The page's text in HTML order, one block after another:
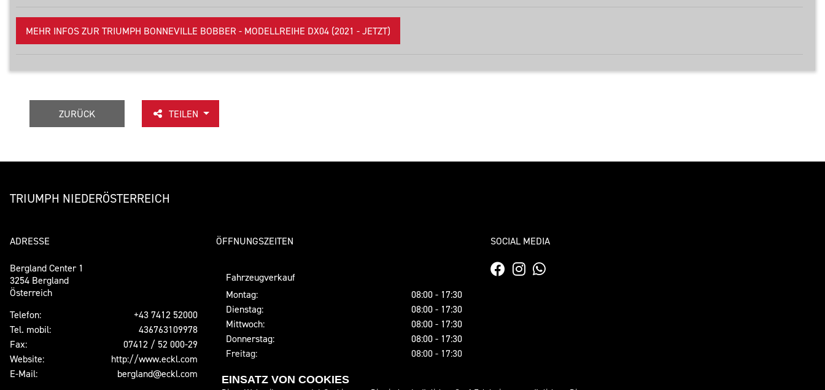
MEHR INFOS ZUR TRIUMPH BONNEVILLE BOBBER - MODELLREIHE DX04 (2021 - JETZT)
ZURÜCK TEILEN
TRIUMPH NIEDERÖSTERREICH
ADRESSE
Bergland Center 1
3254 Bergland
Österreich
Telefon:
+43 7412 52000
Tel. mobil:
436763109978
Fax:
07412 / 52 000-29
Website:
http://www.eckl.com
E-Mail:
bergland@eckl.com
ÖFFNUNGSZEITEN
Fahrzeugverkauf
Montag:
08:00 - 17:30
Dienstag:
08:00 - 17:30
Mittwoch:
08:00 - 17:30
Donnerstag:
08:00 - 17:30
Freitag:
08:00 - 17:30
Sonntag:
SOCIAL MEDIA
EINSATZ VON COOKIES